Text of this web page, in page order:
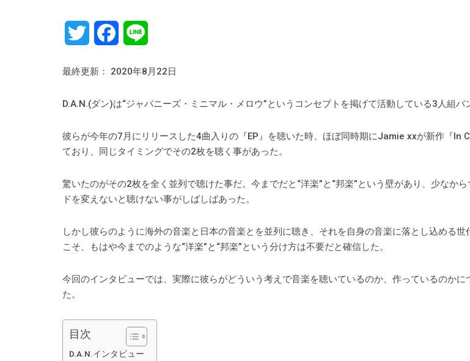
Twitter Facebook
最終更新： 2020年8月22日
D.A.N.(ダン)は“ジャパニーズ・ミニマル・メロウ”というコンセプトを掲げて活動している3人組バ
彼らが今年の7月にリリースした4曲入りの『EP』を聴いた時、ほぼ同時期にJamie xxが新作『In
ており、同じタイミングでその2枚を聴く事があった。
驚いたのがその2枚を全く並列で聴けた事だ。今までだと“洋楽”と“邦楽”という壁があり、少なか
ドを変えないと聴けない事がしばしばあった。
しかし彼らのように海外の音楽と日本の音楽とを並列に聴き、それを自身の音楽に落とし込める世
こそ、もはや今までのような“洋楽”と“邦楽”という分け方は不要だと確信した。
今回のインタビューでは、実際に彼らがどういう考えで音楽を聴いているのか、作っているのかに
た。
目次
D.A.N.インタビュー